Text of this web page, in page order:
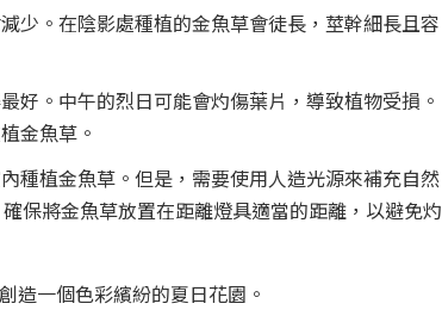
少。在陰影處種植的金魚草會徒長，莖幹細長且容
好。中午的烈日可能會灼傷葉片，導致植物受損。
金魚草。
種植金魚草。但是，需要使用人造光源來補充自然
保將金魚草放置在距離燈具適當的距離，以避免灼
造一個色彩繽紛的夏日花園。